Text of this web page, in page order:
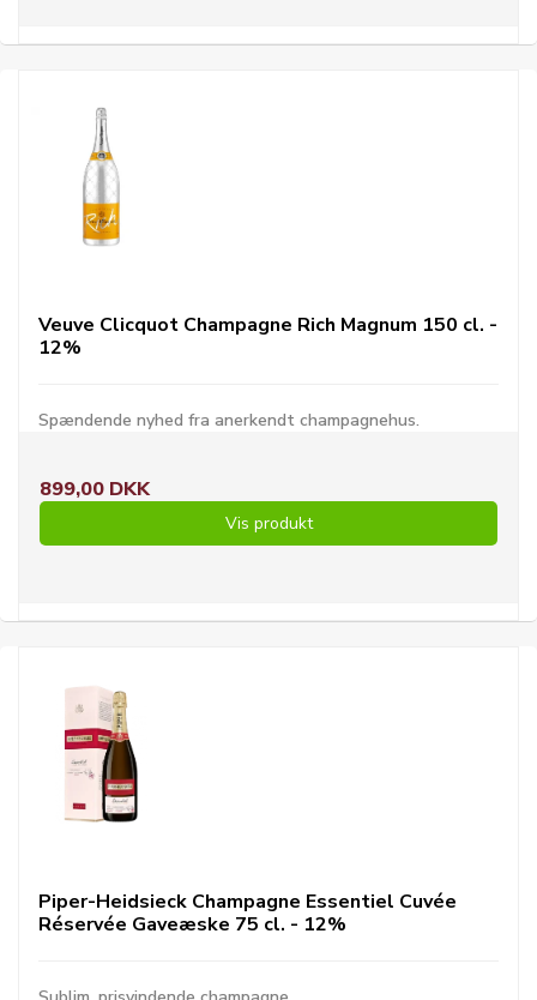
Veuve Clicquot Champagne Rich Magnum 150 cl. -
12%
Spændende nyhed fra anerkendt champagnehus.
899,00 DKK
Vis produkt
Piper-Heidsieck Champagne Essentiel Cuvée
Réservée Gaveæske 75 cl. - 12%